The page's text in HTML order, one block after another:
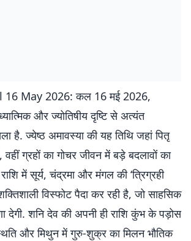
16 May 2026: कल 16 मई 2026,
और ज्योतिषीय दृष्टि से अत्यंत
है. ज्येष्ठ अमावस्या की यह तिथि जहां पितृ
वहीं ग्रहों का गोचर जीवन में बड़े बदलावों का
में सूर्य, चंद्रमा और मंगल की ‘त्रिग्रही
विस्फोट पैदा कर रही है, जो साहसिक
देगी. शनि देव की अपनी ही राशि कुंभ के पड़ोस
और मिथुन में गुरु-शुक्र का मिलन भौतिक